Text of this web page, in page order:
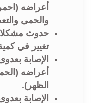
أعراضه
والحمى
حدوث
تغيير في
الإصابة
أعراضه
الظهر).
الإصابة